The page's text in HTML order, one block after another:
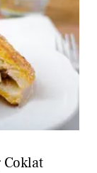
Coklat